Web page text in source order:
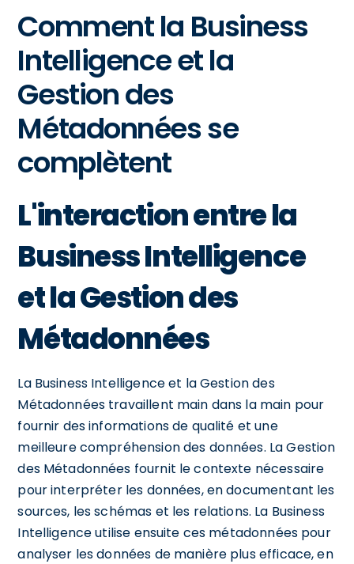
Comment la Business
Intelligence et la
Gestion des
Métadonnées se
complètent
L'interaction entre la
Business Intelligence
et la Gestion des
Métadonnées
La Business Intelligence et la Gestion des
Métadonnées travaillent main dans la main pour
fournir des informations de qualité et une
meilleure compréhension des données. La Gestion
des Métadonnées fournit le contexte nécessaire
pour interpréter les données, en documentant les
sources, les schémas et les relations. La Business
Intelligence utilise ensuite ces métadonnées pour
analyser les données de manière plus efficace, en